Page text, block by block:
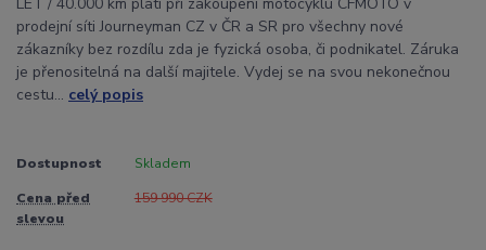
prodejní síti Journeyman CZ v ČR a SR pro všechny nové
zákazníky bez rozdílu zda je fyzická osoba, či podnikatel. Záruka
je přenositelná na další majitele. Vydej se na svou nekonečnou
cestu... celý popis
Dostupnost Skladem
Cena před
slevou
159 990 CZK